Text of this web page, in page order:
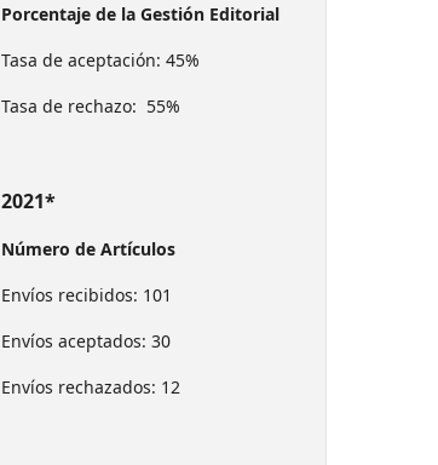
Porcentaje de la Gestión Editorial
Tasa de aceptación: 45%
Tasa de rechazo: 55%
2021*
Número de Artículos
Envíos recibidos: 101
Envíos aceptados: 30
Envíos rechazados: 12